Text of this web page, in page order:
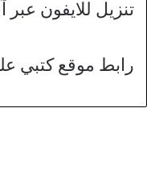
تنزيل للايفون
رابط موقع كتبي